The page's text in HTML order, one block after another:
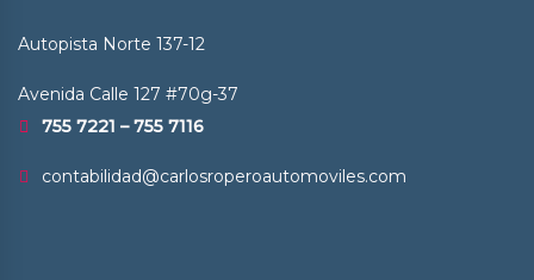
Autopista Norte 137-12
Avenida Calle 127 #70g-37
755 7221 – 755 7116
contabilidad@carlosroperoautomoviles.com